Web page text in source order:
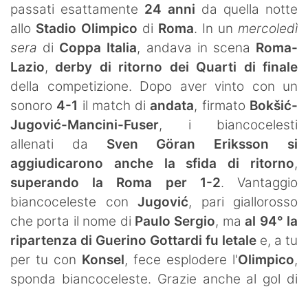
passati esattamente 24 anni da quella notte
allo Stadio Olimpico di Roma. In un mercoledì
sera di Coppa Italia, andava in scena Roma-
Lazio, derby di ritorno dei Quarti di finale
della competizione. Dopo aver vinto con un
sonoro 4-1 il match diandata, firmato Bokšić-
Jugović-Mancini-Fuser, i biancocelesti
allenati da Sven Göran Eriksson
si
aggiudicarono anche la sfida di ritorno,
superando la Roma per 1-2. Vantaggio
biancoceleste con Jugović, pari giallorosso
che porta il nome di Paulo Sergio, maal 94° la
ripartenza di Guerino Gottardi fu letale e, a tu
per tu con Konsel, fece esplodere l'Olimpico,
sponda biancoceleste. Grazie anche al gol di